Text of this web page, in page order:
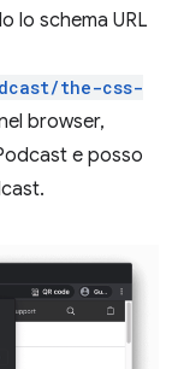
lo schema URL
the-css-
browser,
e posso